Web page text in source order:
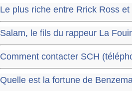
Le plus riche entre Rrick Ross et
Salam, le fils du rappeur La
Comment contacter SCH
Quelle est la fortune de